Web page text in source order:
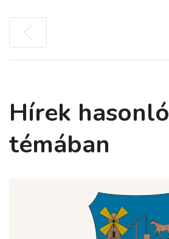
Hírek hasonló
témában